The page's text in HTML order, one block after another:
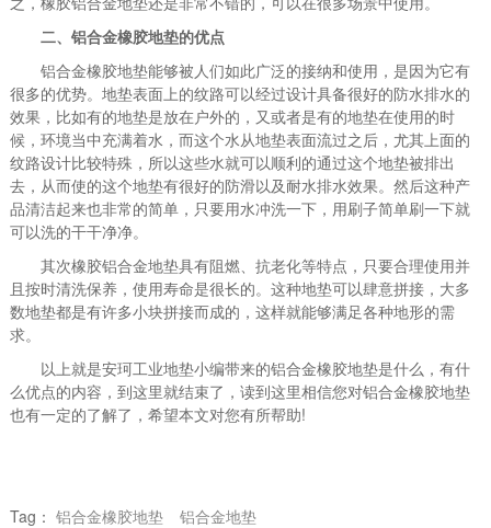
二、铝合金橡胶地垫的优点
铝合金橡胶地垫能够被人们如此广泛的接纳和使用，是因为它有
很多的优势。地垫表面上的纹路可以经过设计具备很好的防水排水的
效果，比如有的地垫是放在户外的，又或者是有的地垫在使用的时
候，环境当中充满着水，而这个水从地垫表面流过之后，尤其上面的
纹路设计比较特殊，所以这些水就可以顺利的通过这个地垫被排出
去，从而使的这个地垫有很好的防滑以及耐水排水效果。然后这种产
品清洁起来也非常的简单，只要用水冲洗一下，用刷子简单刷一下就
可以洗的干干净净。
其次橡胶铝合金地垫具有阻燃、抗老化等特点，只要合理使用并
且按时清洗保养，使用寿命是很长的。这种地垫可以肆意拼接，大多
数地垫都是有许多小块拼接而成的，这样就能够满足各种地形的需
求。
以上就是安珂工业地垫小编带来的铝合金橡胶地垫是什么，有什
么优点的内容，到这里就结束了，读到这里相信您对铝合金橡胶地垫
也有一定的了解了，希望本文对您有所帮助!
Tag： 铝合金橡胶地垫 铝合金地垫